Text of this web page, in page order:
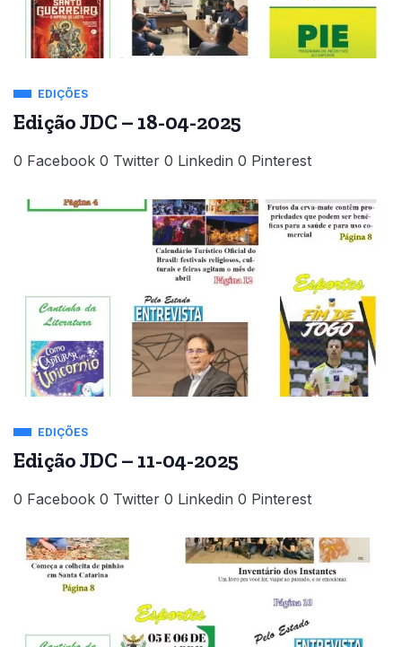
EDIÇÕES
Edição JDC – 18-04-2025
0 Facebook 0 Twitter 0 Linkedin 0 Pinterest
EDIÇÕES
Edição JDC – 11-04-2025
0 Facebook 0 Twitter 0 Linkedin 0 Pinterest